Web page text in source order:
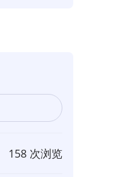
158 次浏览